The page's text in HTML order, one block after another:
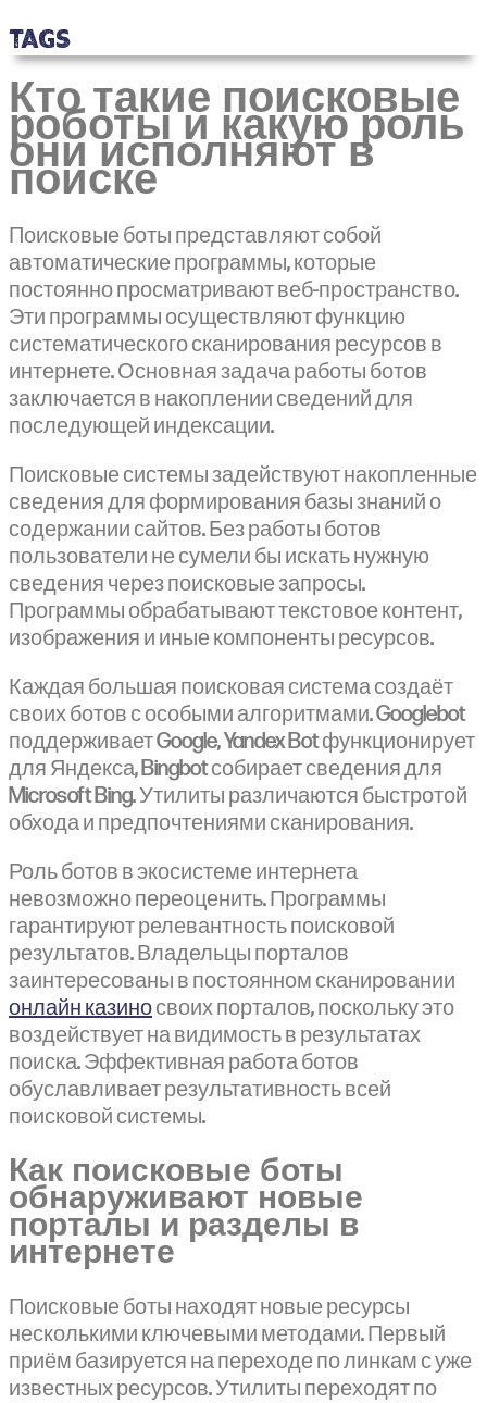
TAGS
Кто такие поисковые
роботы и какую роль
они исполняют в
поиске
Поисковые боты представляют собой
автоматические программы, которые
постоянно просматривают веб-пространство.
Эти программы осуществляют функцию
систематического сканирования ресурсов в
интернете. Основная задача работы ботов
заключается в накоплении сведений для
последующей индексации.
Поисковые системы задействуют накопленные
сведения для формирования базы знаний о
содержании сайтов. Без работы ботов
пользователи не сумели бы искать нужную
сведения через поисковые запросы.
Программы обрабатывают текстовое контент,
изображения и иные компоненты ресурсов.
Каждая большая поисковая система создаёт
своих ботов с особыми алгоритмами. Googlebot
поддерживает Google, Yandex Bot функционирует
для Яндекса, Bingbot собирает сведения для
Microsoft Bing. Утилиты различаются быстротой
обхода и предпочтениями сканирования.
Роль ботов в экосистеме интернета
невозможно переоценить. Программы
гарантируют релевантность поисковой
результатов. Владельцы порталов
заинтересованы в постоянном сканировании
онлайн казиносвоих порталов, поскольку это
воздействует на видимость в результатах
поиска. Эффективная работа ботов
обуславливает результативность всей
поисковой системы.
Как поисковые боты
обнаруживают новые
порталы и разделы в
интернете
Поисковые боты находят новые ресурсы
несколькими ключевыми методами. Первый
приём базируется на переходе по линкам с уже
известных ресурсов. Утилиты переходят по